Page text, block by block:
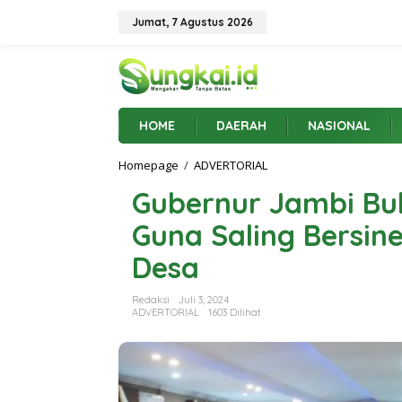
Jumat, 7 Agustus 2026
HOME DAERAH NASIONAL
Homepage / ADVERTORIAL
e
r
n
b
u
Gubernur Jambi
Guna Saling
Desa
Redaksi
Juli 3, 2024
ADVERTORIAL
1603 Dilihat